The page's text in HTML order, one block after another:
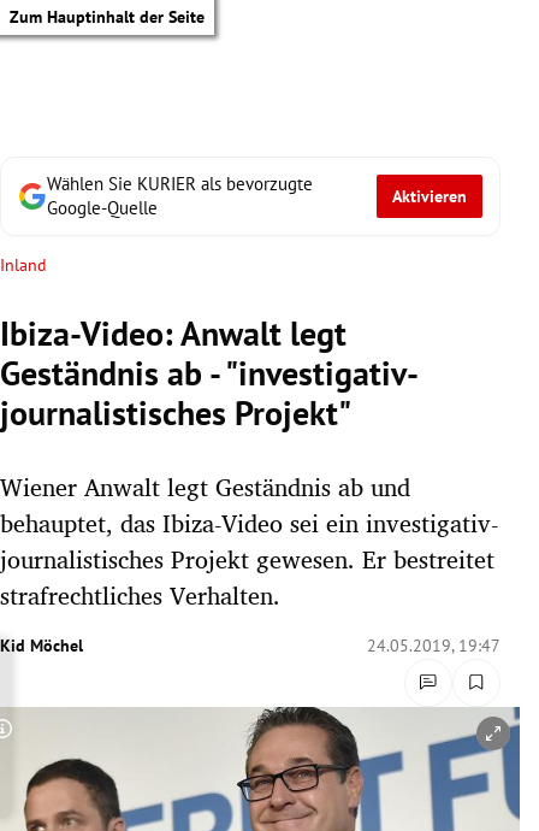
Zum Hauptinhalt der Seite
Untermenü
Untermenü
Untermenü
Wählen Sie KURIER als bevorzugte
Google-Quelle
Aktivieren
Inland
Ibiza-Video: Anwalt legt
Geständnis ab - "investigativ-
journalistisches Projekt"
Wiener Anwalt legt Geständnis ab und
behauptet, das Ibiza-Video sei ein investigativ-
journalistisches Projekt gewesen. Er bestreitet
strafrechtliches Verhalten.
Kid Möchel 24.05.2019, 19:47
Copyright-Hinweis öffnen/schließen